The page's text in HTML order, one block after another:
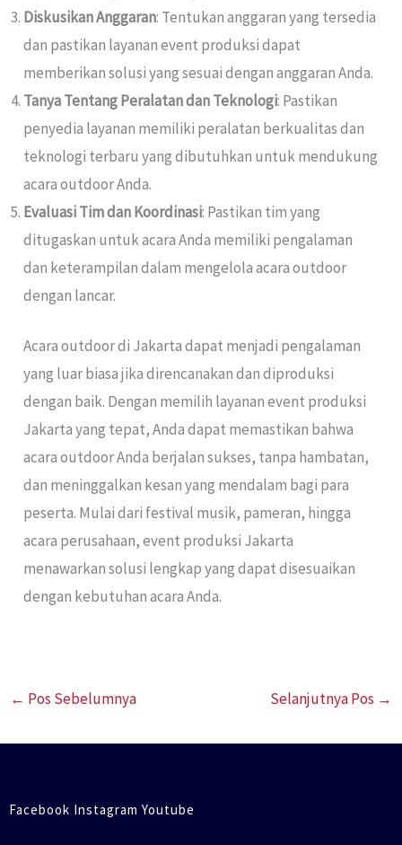
Diskusikan Anggaran: Tentukan anggaran yang tersedia
dan pastikan layanan event produksi dapat
memberikan solusi yang sesuai dengan anggaran Anda.
Tanya Tentang Peralatan dan Teknologi: Pastikan
penyedia layanan memiliki peralatan berkualitas dan
teknologi terbaru yang dibutuhkan untuk mendukung
acara outdoor Anda.
Evaluasi Tim dan Koordinasi: Pastikan tim yang
ditugaskan untuk acara Anda memiliki pengalaman
dan keterampilan dalam mengelola acara outdoor
dengan lancar.
Acara outdoor di Jakarta dapat menjadi pengalaman
yang luar biasa jika direncanakan dan diproduksi
dengan baik. Dengan memilih layanan event produksi
Jakarta yang tepat, Anda dapat memastikan bahwa
acara outdoor Anda berjalan sukses, tanpa hambatan,
dan meninggalkan kesan yang mendalam bagi para
peserta. Mulai dari festival musik, pameran, hingga
acara perusahaan, event produksi Jakarta
menawarkan solusi lengkap yang dapat disesuaikan
dengan kebutuhan acara Anda.
← Pos Sebelumnya Selanjutnya Pos →
Facebook Instagram Youtube